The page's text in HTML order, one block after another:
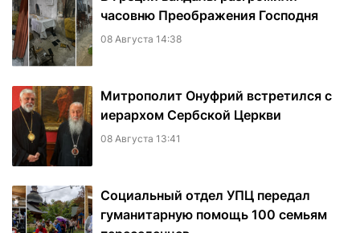
часовню Преображения Господня
08 Августа 14:38
Митрополит Онуфрий встретился с
иерархом Сербской Церкви
08 Августа 13:41
Социальный отдел УПЦ передал
гуманитарную помощь 100 семьям